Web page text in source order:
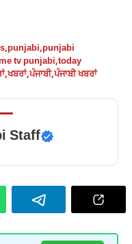
,punjabi,punjabi
tv punjabi,today
,ਖਬਰਾਂ,ਪੰਜਾਬੀ,ਪੰਜਾਬੀ ਖਬਰਾਂ
Staff